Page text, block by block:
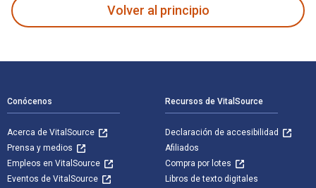
Volver al principio
Conócenos
Acerca de VitalSource
Prensa y medios
Empleos en VitalSource
Eventos de VitalSource
Recursos de VitalSource
Declaración de accesibilidad
Afiliados
Compra por lotes
Libros de texto digitales